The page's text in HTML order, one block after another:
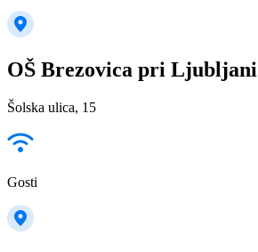
OŠ Brezovica pri Ljubljani
Šolska ulica, 15
Gosti